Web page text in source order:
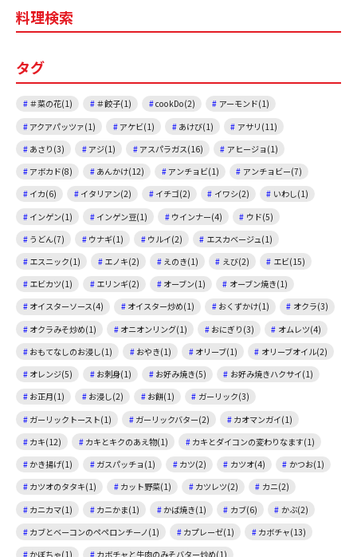
b
o
k
料理検索
タグ
＃菜の花(1) ＃餃子(1) cookDo(2)
アーモンド(1)
アクアパッツァ(1)
アケビ(1) あけび(1)
アサリ(11)
あさり(3)
アジ(1) アスパラガス(16)
アヒージョ(1)
アボカド(8)
あんかけ(12) アンチョビ(1)
アンチョビー(7)
イカ(6)
イタリアン(2) イチゴ(2) イワシ(2)
いわし(1)
インゲン(1)
インゲン豆(1) ウインナー(4)
ウド(5)
うどん(7)
ウナギ(1) ウルイ(2)
エスカベージュ(1)
エスニック(1)
エノキ(2) えのき(1) えび(2)
エビ(15)
エビカツ(1)
エリンギ(2) オーブン(1)
オーブン焼き(1)
オイスターソース(4)
オイスター炒め(1) おくずかけ(1)
オクラ(3)
オクラみそ炒め(1)
オニオンリング(1) おにぎり(3)
オムレツ(4)
おもてなしのお浸し(1)
おやき(1) オリーブ(1)
オリーブオイル(2)
オレンジ(5)
お刺身(1) お好み焼き(5)
お好み焼きハクサイ(1)
お正月(1)
お浸し(2) お餅(1)
ガーリック(3)
ガーリックトースト(1)
ガーリックバター(2)
カオマンガイ(1)
カキ(12)
カキとキクのあえ物(1)
カキとダイコンの変わりなます(1)
かき揚げ(1)
ガスパッチョ(1) カツ(2) カツオ(4)
かつお(1)
カツオのタタキ(1)
カット野菜(1) カツレツ(2)
カニ(2)
カニカマ(1)
カニかま(1) かば焼き(1) カブ(6)
かぶ(2)
カブとベーコンのペペロンチーノ(1)
カプレーゼ(1)
カボチャ(13)
かぼちゃ(1)
カボチャと牛肉のみそバター炒め(1)